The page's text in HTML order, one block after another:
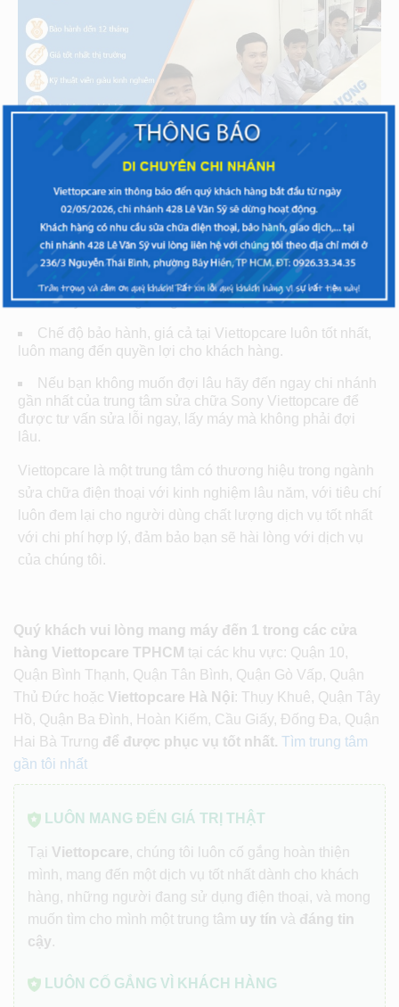
Viettopcare là trung tâm sở chữa điện thoại với đội
ngũ kỹ thuật viên tận tâm, trình độ kỹ thuật cao; cùng với
đó là hệ thống trang thiết bị hỗ trợ sửa chữa vô cùng hiện
đại.
Viettopcare cam kết toàn bộ các loại linh kiện sửa
chữa thay thế có nguồn gốc minh bạch.
Chế độ bảo hành, giá cả tại Viettopcare luôn tốt nhất,
luôn mang đến quyền lợi cho khách hàng.
Nếu bạn không muốn đợi lâu hãy đến ngay chi nhánh
gần nhất của trung tâm sửa chữa Sony Viettopcare để
được tư vấn sửa lỗi ngay, lấy máy mà không phải đợi
lâu.
Viettopcare là một trung tâm có thương hiệu trong ngành
sửa chữa điện thoại với kinh nghiệm lâu năm, với tiêu chí
luôn đem lại cho người dùng chất lượng dịch vụ tốt nhất
với chi phí hợp lý, đảm bảo bạn sẽ hài lòng với dịch vụ
của chúng tôi.
Quý khách vui lòng mang máy đến 1 trong các cửa
hàng Viettopcare TPHCM tại các khu vực: Quận 10,
Quận Bình Thạnh, Quận Tân Bình, Quận Gò Vấp, Quận
Thủ Đức hoặc Viettopcare Hà Nội: Thụy Khuê, Quận Tây
Hồ, Quận Ba Đình, Hoàn Kiếm, Cầu Giấy, Đống Đa, Quận
Hai Bà Trưng để được phục vụ tốt nhất.
Tìm trung tâm
gần tôi nhất
LUÔN MANG ĐẾN GIÁ TRỊ THẬT
Tại Viettopcare, chúng tôi luôn cố gắng hoàn thiện
mình, mang đến một dịch vụ tốt nhất dành cho khách
hàng, những người đang sử dụng điện thoại, và mong
muốn tìm cho mình một trung tâm uy tín và đáng tin
cậy.
LUÔN CỐ GẮNG VÌ KHÁCH HÀNG